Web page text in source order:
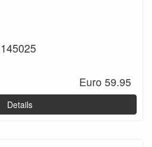
Euro 59.95
Details